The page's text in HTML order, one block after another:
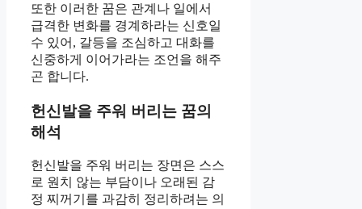
또한 이러한 꿈은 관계나 일에서
급격한 변화를 경계하라는 신호일
수 있어, 갈등을 조심하고 대화를
신중하게 이어가라는 조언을 해주
곤 합니다.
헌신발을 주워 버리는 꿈의
해석
헌신발을 주워 버리는 장면은 스스
로 원치 않는 부담이나 오래된 감
정 찌꺼기를 과감히 정리하려는 의